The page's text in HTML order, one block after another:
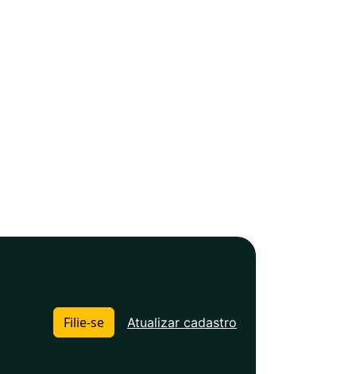
Filie-se Atualizar cadastro